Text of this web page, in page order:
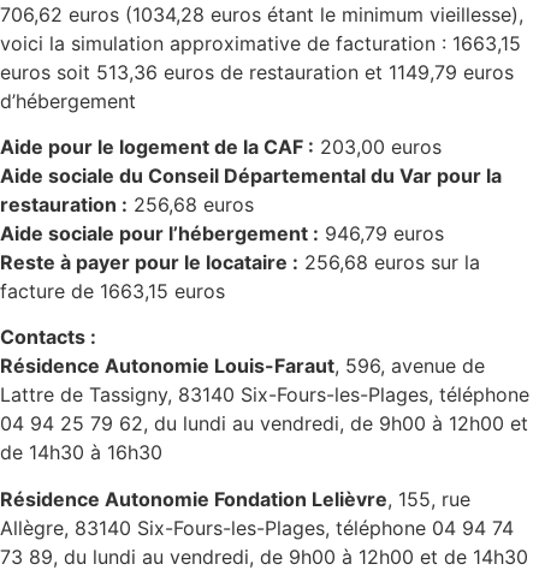
706,62 euros (1034,28 euros étant le minimum vieillesse),
voici la simulation approximative de facturation : 1663,15
euros soit 513,36 euros de restauration et 1149,79 euros
d’hébergement
Aide pour le logement de la CAF : 203,00 euros
Aide sociale du Conseil Départemental du Var pour la
restauration : 256,68 euros
Aide sociale pour l’hébergement : 946,79 euros
Reste à payer pour le locataire : 256,68 euros sur la
facture de 1663,15 euros
Contacts :
Résidence Autonomie Louis-Faraut, 596, avenue de
Lattre de Tassigny, 83140 Six-Fours-les-Plages, téléphone
04 94 25 79 62, du lundi au vendredi, de 9h00 à 12h00 et
de 14h30 à 16h30
Résidence Autonomie Fondation Lelièvre, 155, rue
Allègre, 83140 Six-Fours-les-Plages, téléphone 04 94 74
73 89, du lundi au vendredi, de 9h00 à 12h00 et de 14h30